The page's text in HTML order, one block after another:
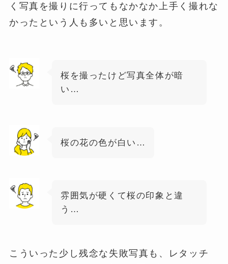
く写真を撮りに行ってもなかなか上手く撮れな
かったという人も多いと思います。
桜を撮ったけど写真全体が暗
い…
桜の花の色が白い…
雰囲気が硬くて桜の印象と違
う…
こういった少し残念な失敗写真も、レタッチ